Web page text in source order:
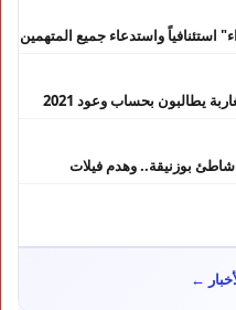
استئنافياً واستدعاء جميع المتهمين
يطالبون بحساب وعود 2021
بوزنيقة.. وهدم فيلات
←